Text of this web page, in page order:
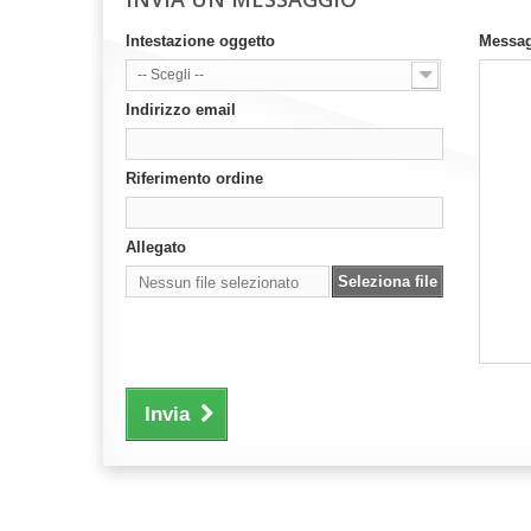
Intestazione oggetto
-- Scegli --
Indirizzo email
Riferimento ordine
Allegato
Nessun file selezionato
Seleziona file
Invia